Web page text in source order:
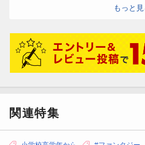
なので、児童書となると、一人しか
もっと見
関連特集